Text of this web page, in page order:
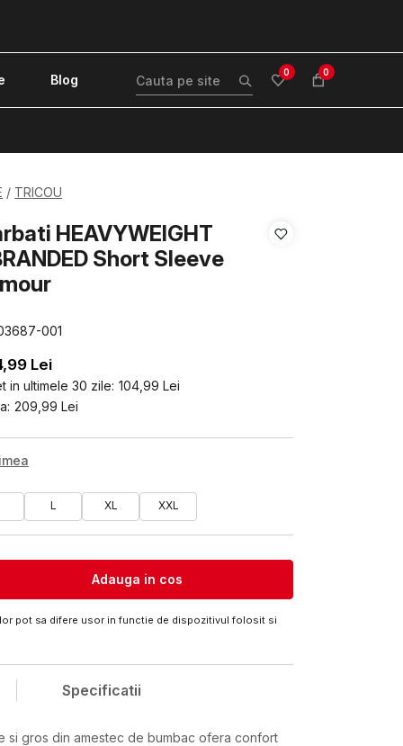
Blog 0 0
TRICOU
HEAVYWEIGHT
Short Sleeve
001
Lei
in ultimele 30 zile: 104,99 Lei
209,99 Lei
L XL XXL
Adauga in cos
pot sa difere usor in functie de dispozitivul folosit si
Specificatii
si gros din amestec de bumbac ofera confort